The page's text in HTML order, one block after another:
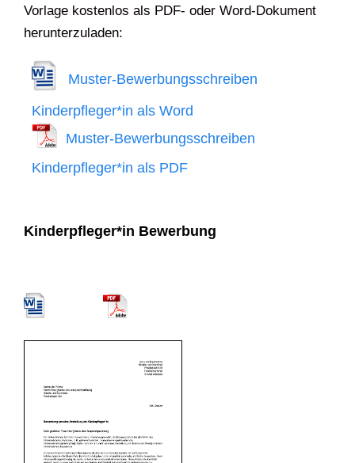
Vorlage kostenlos als PDF- oder Word-Dokument
herunterzuladen:
Muster-Bewerbungsschreiben
Kinderpfleger*in als Word
Muster-Bewerbungsschreiben
Kinderpfleger*in als PDF
Kinderpfleger*in Bewerbung